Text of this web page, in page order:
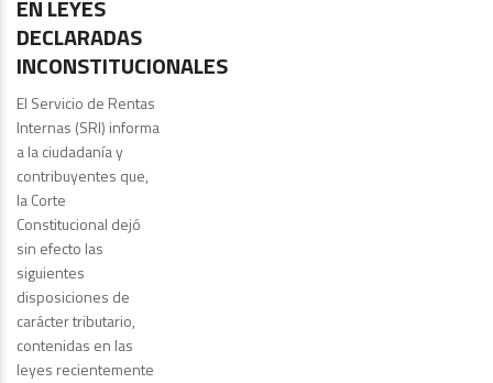
EN LEYES
DECLARADAS
INCONSTITUCIONALES
El Servicio de Rentas
Internas (SRI) informa
a la ciudadanía y
contribuyentes que,
la Corte
Constitucional dejó
sin efecto las
siguientes
disposiciones de
carácter tributario,
contenidas en las
leyes recientemente